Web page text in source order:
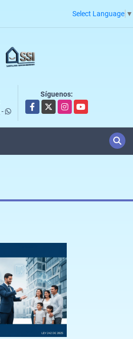
Select Language ▼
-
Síguenos:
Facebook
X InstagramYouTube